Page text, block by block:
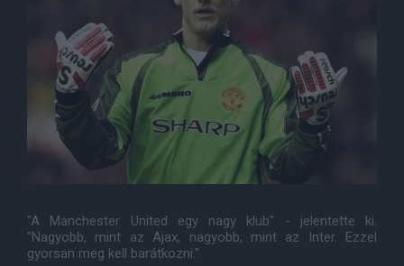
"A Manchester United egy nagy klub" - jelentette ki.
"Nagyobb, mint az Ajax, nagyobb, mint az Inter. Ezzel
gyorsan meg kell barátkozni."